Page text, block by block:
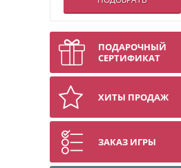
ПОДАРОЧНЫЙ
СЕРТИФИКАТ
ХИТЫ ПРОДАЖ
ЗАКАЗ ИГРЫ